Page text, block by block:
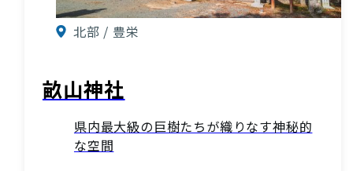
北部 / 豊栄
畝山神社
県内最大級の巨樹たちが織りなす神秘的
な空間
イベント情報掲載申込フォーム